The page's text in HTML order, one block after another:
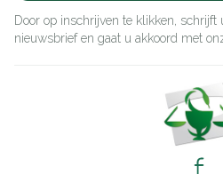
Door op inschrijven te klikken, schrijft
nieuwsbrief en gaat u akkoord met